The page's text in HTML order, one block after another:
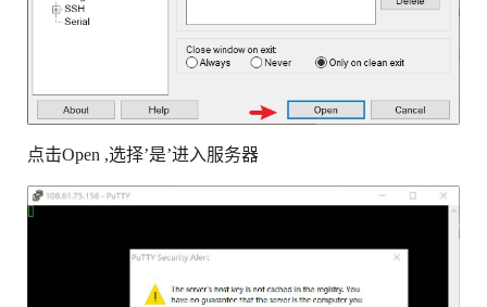
点击Open ,选择’是’进入服务器